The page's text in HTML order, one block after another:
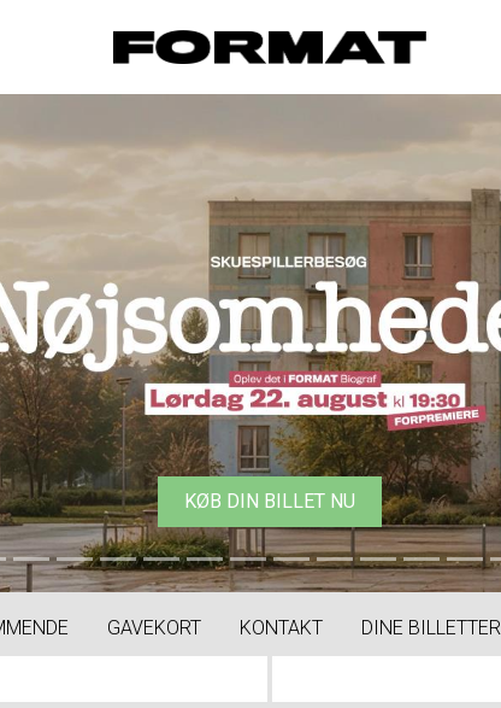
FORMAT Biograf
KØB BILLETTER NU
GAVEKORT KONTAKT DINE BILLETTER